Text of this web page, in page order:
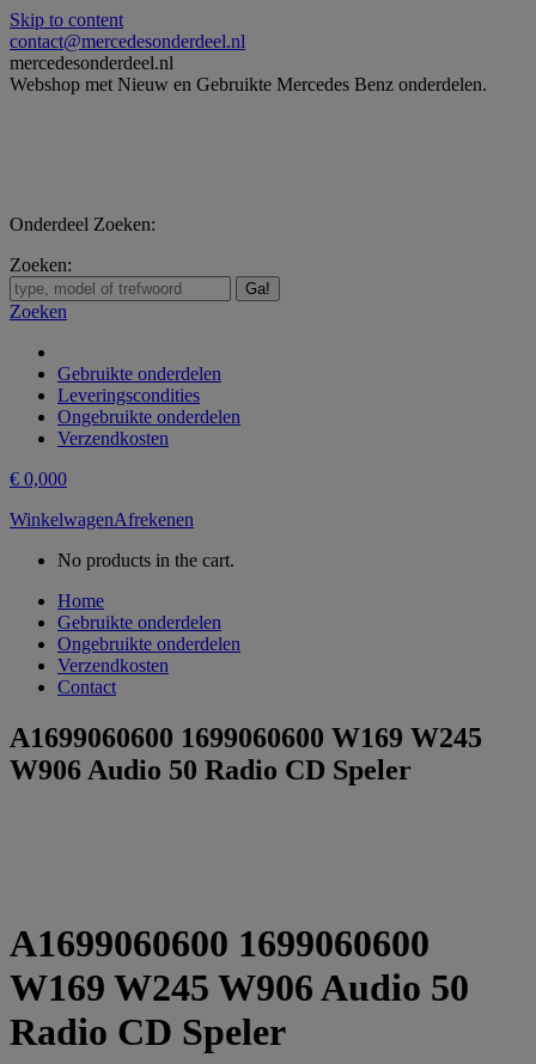
Skip to content
contact@mercedesonderdeel.nl
mercedesonderdeel.nl
Webshop met Nieuw en Gebruikte Mercedes Benz onderdelen.
Onderdeel Zoeken:
Zoeken:
Zoeken
Gebruikte onderdelen
Leveringscondities
Ongebruikte onderdelen
Verzendkosten
€ 0,000
WinkelwagenAfrekenen
No products in the cart.
Home
Gebruikte onderdelen
Ongebruikte onderdelen
Verzendkosten
Contact
A1699060600 1699060600 W169 W245
W906 Audio 50 Radio CD Speler
A1699060600 1699060600
W169 W245 W906 Audio 50
Radio CD Speler